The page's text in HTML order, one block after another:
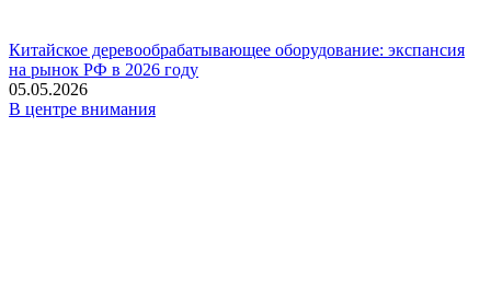
Китайское деревообрабатывающее оборудование: экспансия
на рынок РФ в 2026 году
05.05.2026
В центре внимания